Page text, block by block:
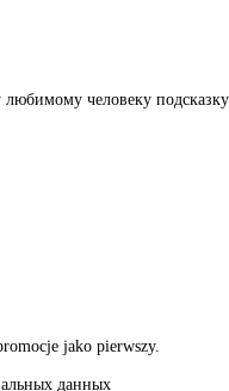
человеку подсказку
jako pierwszy.
данных